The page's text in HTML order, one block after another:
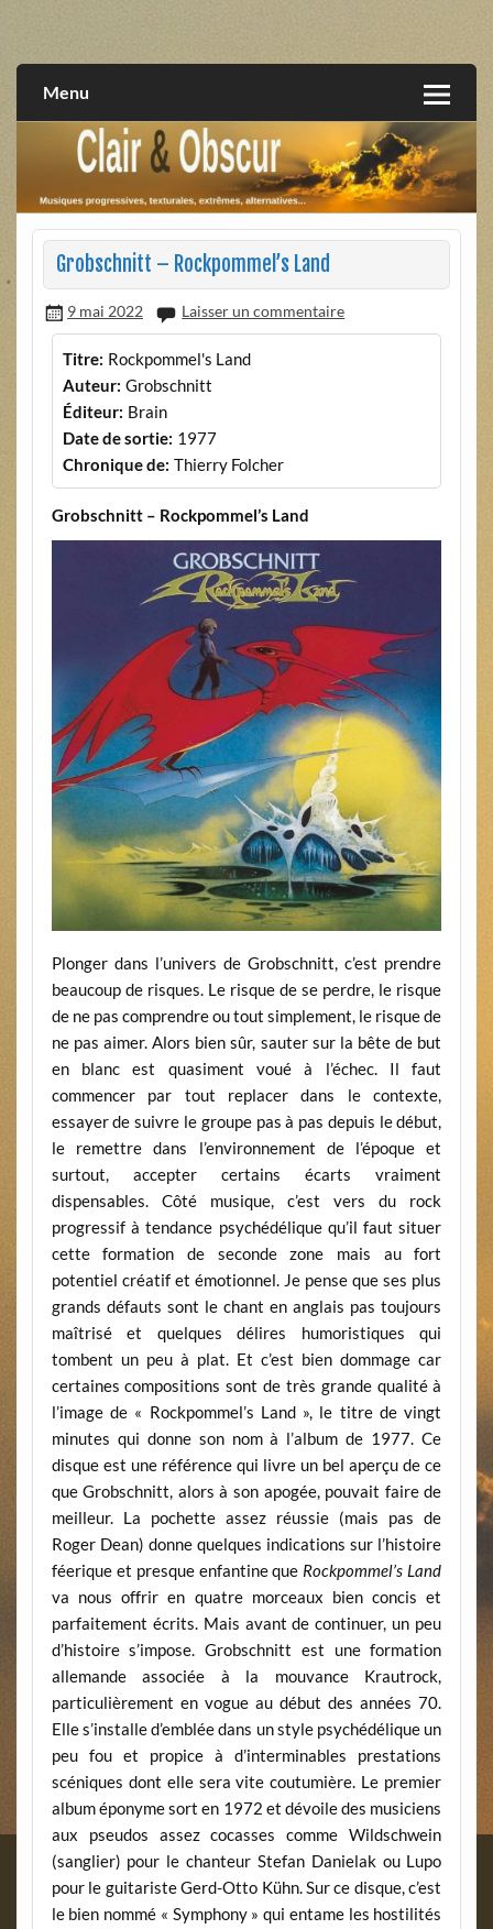
extrêmes, alternatives, texturales
Menu
Grobschnitt – Rockpommel’s Land
9 mai 2022 Laisser un commentaire
Titre: Rockpommel's Land
Auteur: Grobschnitt
Éditeur: Brain
Date de sortie: 1977
Chronique de: Thierry Folcher
Grobschnitt – Rockpommel’s Land
Plonger dans l’univers de Grobschnitt, c’est prendre
beaucoup de risques. Le risque de se perdre, le risque
de ne pas comprendre ou tout simplement, le risque de
ne pas aimer. Alors bien sûr, sauter sur la bête de but
en blanc est quasiment voué à l’échec. Il faut
commencer par tout replacer dans le contexte,
essayer de suivre le groupe pas à pas depuis le début,
le remettre dans l’environnement de l’époque et
surtout, accepter certains écarts vraiment
dispensables. Côté musique, c’est vers du rock
progressif à tendance psychédélique qu’il faut situer
cette formation de seconde zone mais au fort
potentiel créatif et émotionnel. Je pense que ses plus
grands défauts sont le chant en anglais pas toujours
maîtrisé et quelques délires humoristiques qui
tombent un peu à plat. Et c’est bien dommage car
certaines compositions sont de très grande qualité à
l’image de « Rockpommel’s Land », le titre de vingt
minutes qui donne son nom à l’album de 1977. Ce
disque est une référence qui livre un bel aperçu de ce
que Grobschnitt, alors à son apogée, pouvait faire de
meilleur. La pochette assez réussie (mais pas de
Roger Dean) donne quelques indications sur l’histoire
féerique et presque enfantine que Rockpommel’s Land
va nous offrir en quatre morceaux bien concis et
parfaitement écrits. Mais avant de continuer, un peu
d’histoire s’impose. Grobschnitt est une formation
allemande associée à la mouvance Krautrock,
particulièrement en vogue au début des années 70.
Elle s’installe d’emblée dans un style psychédélique un
peu fou et propice à d’interminables prestations
scéniques dont elle sera vite coutumière. Le premier
album éponyme sort en 1972 et dévoile des musiciens
aux pseudos assez cocasses comme Wildschwein
(sanglier) pour le chanteur Stefan Danielak ou Lupo
pour le guitariste Gerd-Otto Kühn. Sur ce disque, c’est
le bien nommé « Symphony » qui entame les hostilités